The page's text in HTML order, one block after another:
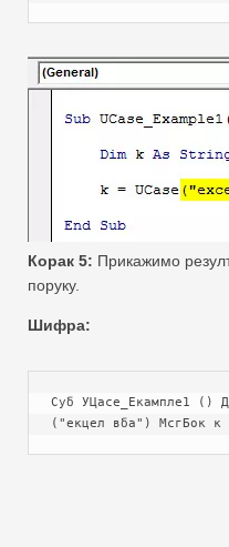
Корак 5: Прикажимо
поруку.
Шифра:
Суб УЦасе_Екампле1 ()
("екцел вба") МсгБок к